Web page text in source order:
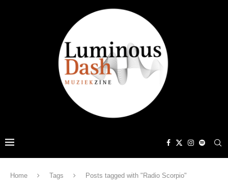
Home Tags Posts tagged with "Radio Scorpio"